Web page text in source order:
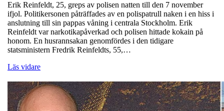
Erik Reinfeldt, 25, greps av polisen natten till den 7 november
ifjol. Politikersonen påträffades av en polispatrull naken i en hiss i
anslutning till sin pappas våning i centrala Stockholm. Erik
Reinfeldt var narkotikapåverkad och polisen hittade kokain på
honom. En husrannsakan genomfördes i den tidigare
statsministern Fredrik Reinfeldts, 55,…
Läs vidare